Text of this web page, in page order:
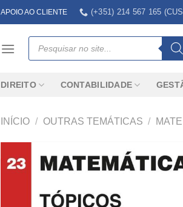
APOIO AO CLIENTE (+351) 214 567 165
Products
search
DIREITO CONTABILIDADE
INÍCIO / OUTRAS TEMÁTICAS /